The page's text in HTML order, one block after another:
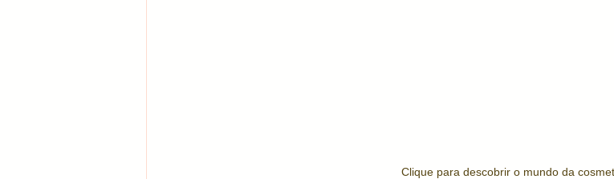
Clique para descobrir o mundo da